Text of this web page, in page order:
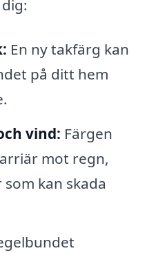
En ny takfärg kan
på ditt hem
vind: Färgen
mot regn,
kan skada